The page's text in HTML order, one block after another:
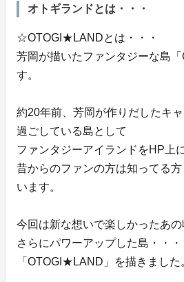
オトギランドとは・・・
☆OTOGI★LANDとは・・・
芳岡が描いたファンタジーな島
す。
約20年前、芳岡が作りだしたキ
過ごしている島として
ファンタジーアイランドをHP上
昔からのファンの方は知ってる
います。
今回は新な想いで楽しかったあ
さらにパワーアップした島・・・
「OTOGI★LAND」を描きました